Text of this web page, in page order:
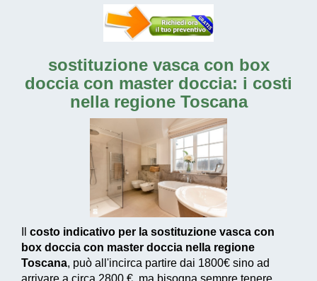
sostituzione vasca con box
doccia con master doccia: i costi
nella regione Toscana
costo indicativo per la sostituzione vasca con
box doccia con master doccia nella regione
Toscana, può all'incirca partire dai 1800€ sino ad